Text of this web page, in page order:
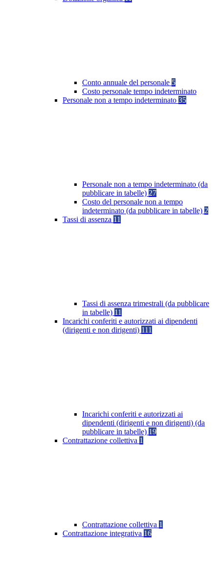
Conto annuale del personale 5
Costo personale tempo indeterminato
Personale non a tempo indeterminato 35
Personale non a tempo indeterminato (da
pubblicare in tabelle) 27
Costo del personale non a tempo
indeterminato (da pubblicare in tabelle) 2
Tassi di assenza 11
Tassi di assenza trimestrali (da pubblicare
in tabelle) 11
Incarichi conferiti e autorizzati ai dipendenti
(dirigenti e non dirigenti) 111
Incarichi conferiti e autorizzati ai
dipendenti (dirigenti e non dirigenti) (da
pubblicare in tabelle) 19
Contrattazione collettiva 1
Contrattazione collettiva 1
Contrattazione integrativa 16